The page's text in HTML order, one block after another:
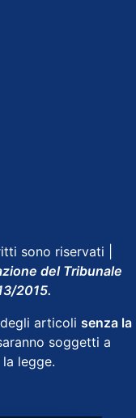
sono riservati |
del Tribunale
2015.
articoli senza la
soggetti a
legge.